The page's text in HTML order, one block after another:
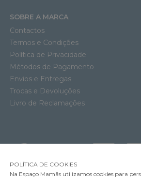
SOBRE A MARCA
Contactos
Termos e Condições
Política de Privacidade
Métodos de Pagamento
Envios e Entregas
Trocas e Devoluções
Livro de Reclamações
POLÍTICA DE COOKIES
Na Espaço Mamãs utilizamos cookies para